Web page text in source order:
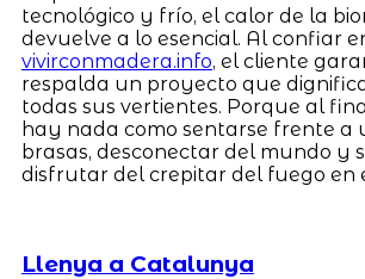
tecnológico y frío, el calor de la
devuelve a lo esencial. Al confiar
vivirconmadera.info, el cliente
respalda un proyecto que
todas sus vertientes. Porque al
hay nada como sentarse frente a
brasas, desconectar del mundo y
disfrutar del crepitar del fuego en
Llenya a Catalunya